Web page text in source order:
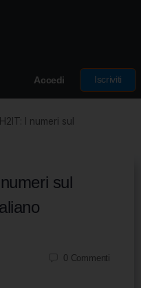
Accedi Iscriviti
I numeri sul
sul
0 Commenti